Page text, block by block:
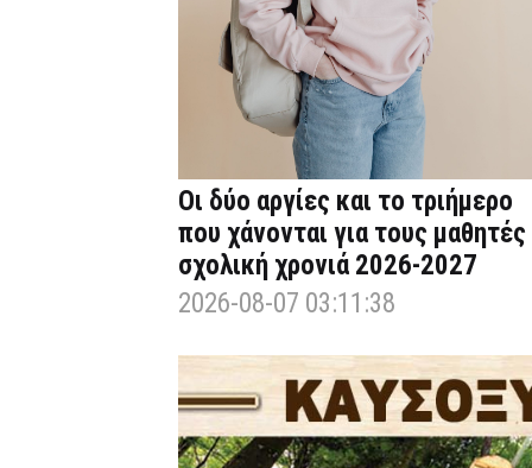
Οι δύο αργίες και το τριήμερο
που χάνονται για τους μαθητές
σχολική χρονιά 2026-2027
2026-08-07 03:11:38